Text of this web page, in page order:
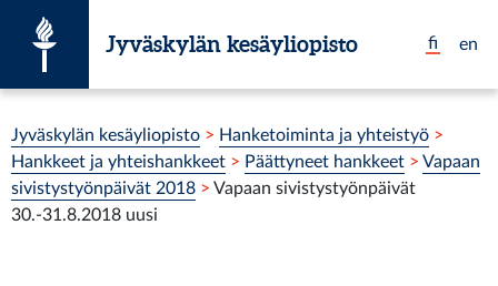
fi
en
Jyväskylän kesäyliopisto
Jyväskylän kesäyliopisto > Hanketoiminta ja yhteistyö >
Hankkeet ja yhteishankkeet > Päättyneet hankkeet > Vapaan
sivistystyönpäivät 2018 > Vapaan sivistystyönpäivät
30.-31.8.2018 uusi